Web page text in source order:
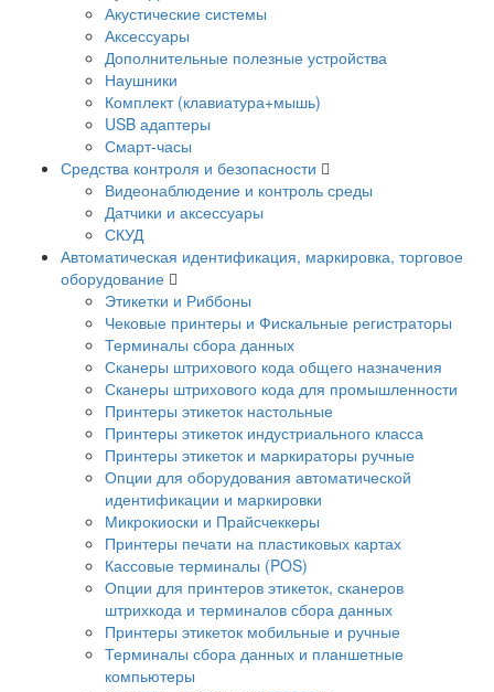
Акустические системы
Аксессуары
Дополнительные полезные устройства
Наушники
Комплект (клавиатура+мышь)
USB адаптеры
Смарт-часы
Средства контроля и безопасности
Видеонаблюдение и контроль среды
Датчики и аксессуары
СКУД
Автоматическая идентификация, маркировка, торговое
оборудование
Этикетки и Риббоны
Чековые принтеры и Фискальные регистраторы
Терминалы сбора данных
Сканеры штрихового кода общего назначения
Сканеры штрихового кода для промышленности
Принтеры этикеток настольные
Принтеры этикеток индустриального класса
Принтеры этикеток и маркираторы ручные
Опции для оборудования автоматической
идентификации и маркировки
Микрокиоски и Прайсчеккеры
Принтеры печати на пластиковых картах
Кассовые терминалы (POS)
Опции для принтеров этикеток, сканеров
штрихкода и терминалов сбора данных
Принтеры этикеток мобильные и ручные
Терминалы сбора данных и планшетные
компьютеры